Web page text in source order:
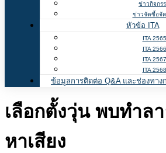
ข่าวกิจกร
ข่าวจัดซื้อจั
หัวข้อ ITA
ITA 2565
ITA 2566
ITA 2567
ITA 2568
ข้อมูลการติดต่อ Q&A และช่องทาง
เลือกตั้งวุ่น พบทำล
หาเสียง